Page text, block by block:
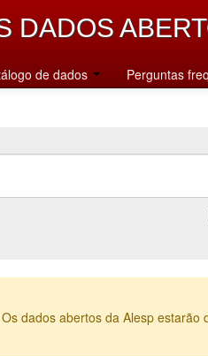
DADOS
de dados Perguntas
Os dados abertos da Alesp estarão